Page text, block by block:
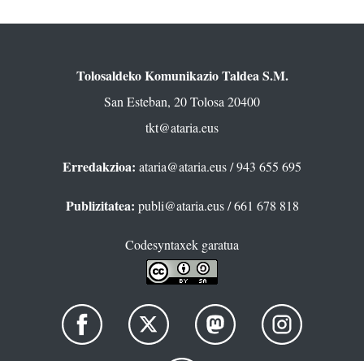
Tolosaldeko Komunikazio Taldea S.M.
San Esteban, 20 Tolosa 20400
tkt@ataria.eus
Erredakzioa: ataria@ataria.eus/ 943 655 695
Publizitatea: publi@ataria.eus/ 661 678 818
Codesyntaxek garatua